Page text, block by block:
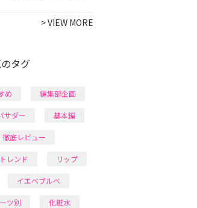
をチェック。家事や育児の合
れられる時短美容テクも実
>VIEW MORE
タグ
め 編集部企画
サダー 基本編
徹底レビュー
トレンド リップ
イエベブルベ
ツ別 化粧水